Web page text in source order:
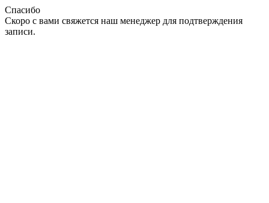
Спасибо
Скоро с вами свяжется наш менеджер для подтверждения
записи.